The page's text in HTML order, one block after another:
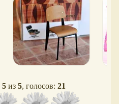
5 из 5, голосов: 21